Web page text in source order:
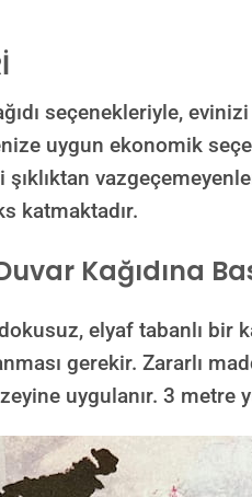
seçenekleriyle,
uygun ekonomik
katmaktadır.
Kağıdına
elyaf tabanlı bir
gerekir. Zararlı
uygulanır. 3 metre